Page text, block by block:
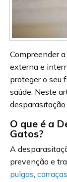
Compreender
externa e
proteger o seu
saúde. Neste
O que é a
Gatos?
A
prevenção e
pulgas, carraças